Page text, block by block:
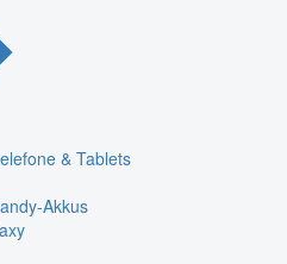
& Tablets
Akkus